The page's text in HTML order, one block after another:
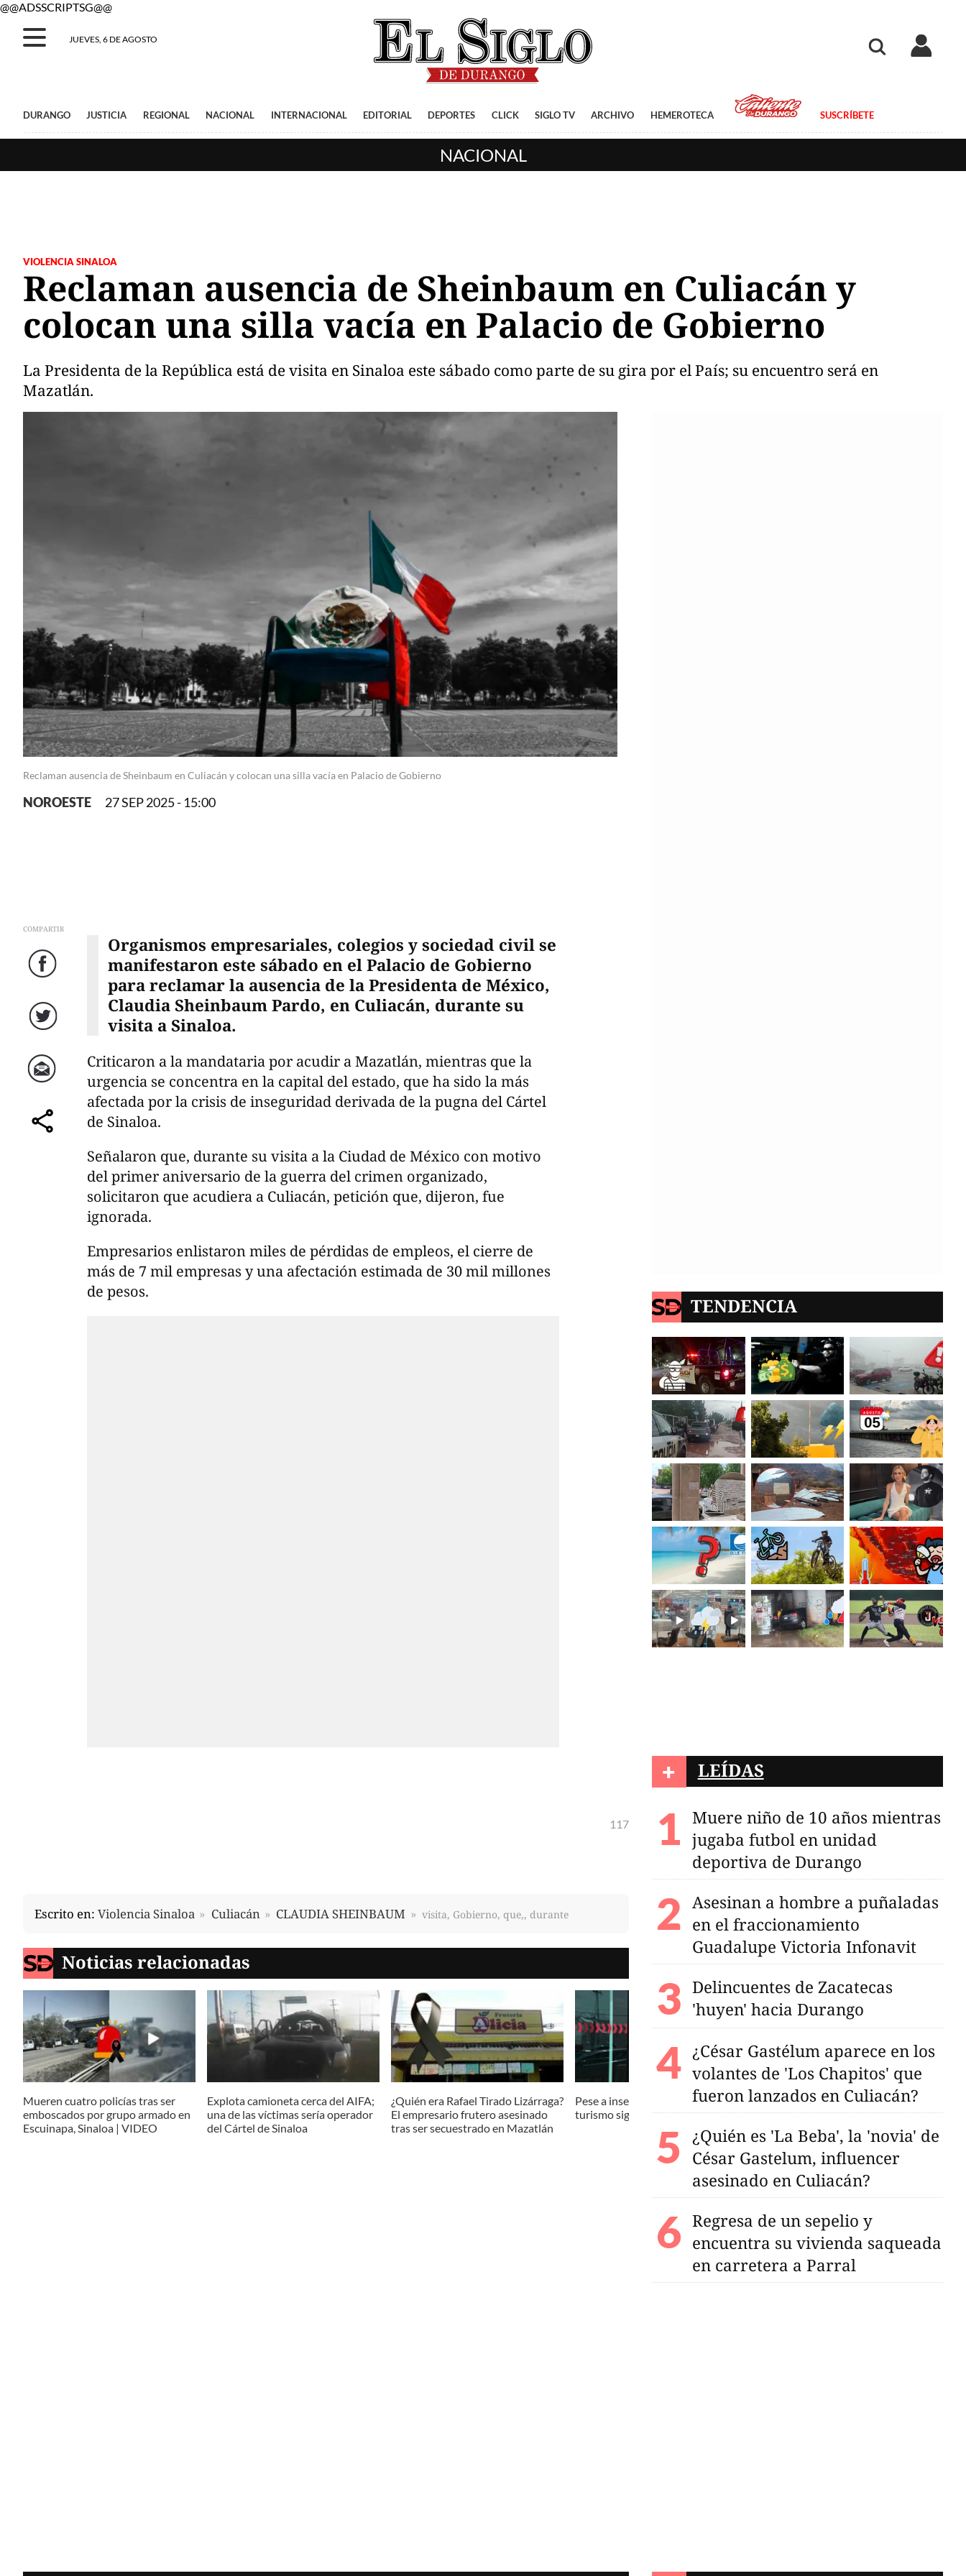
@@ADSSCRIPTSG@@
JUEVES, 6 DE AGOSTO
DURANGO JUSTICIA REGIONAL NACIONAL INTERNACIONAL EDITORIAL DEPORTES CLICK SIGLO TV ARCHIVO HEMEROTECA SUSCRÍBETE
NACIONAL
VIOLENCIA SINALOA
Reclaman ausencia de Sheinbaum en Culiacán y
colocan una silla vacía en Palacio de Gobierno
La Presidenta de la República está de visita en Sinaloa este sábado como parte de su gira por el País; su encuentro será en
Mazatlán.
Reclaman ausencia de Sheinbaum en Culiacán y colocan una silla vacía en Palacio de Gobierno
NOROESTE 27 SEP 2025 - 15:00
COMPARTIR
Facebook
Twitter
Correo
comparte
Organismos empresariales, colegios y sociedad civil se
manifestaron este sábado en el Palacio de Gobierno
para reclamar la ausencia de la Presidenta de México,
Claudia Sheinbaum Pardo, en Culiacán, durante su
visita a Sinaloa.
Criticaron a la mandataria por acudir a Mazatlán, mientras que la
urgencia se concentra en la capital del estado, que ha sido la más
afectada por la crisis de inseguridad derivada de la pugna del Cártel
de Sinaloa.
Señalaron que, durante su visita a la Ciudad de México con motivo
del primer aniversario de la guerra del crimen organizado,
solicitaron que acudiera a Culiacán, petición que, dijeron, fue
ignorada.
Empresarios enlistaron miles de pérdidas de empleos, el cierre de
más de 7 mil empresas y una afectación estimada de 30 mil millones
de pesos.
Mueren cuatro policías tras ser
emboscados por grupo armado en
Escuinapa, Sinaloa | VIDEO
Explota camioneta cerca del AIFA;
una de las víctimas sería operador
del Cártel de Sinaloa
El empresario frutero asesinado
tras ser secuestrado en Mazatlán
turismo sigue activo
TENDENCIA
+ LEÍDAS
Muere niño de 10 años mientras
jugaba futbol en unidad
deportiva de Durango
Asesinan a hombre a puñaladas
en el fraccionamiento
Guadalupe Victoria Infonavit
Delincuentes de Zacatecas
'huyen' hacia Durango
¿César Gastélum aparece en los
volantes de 'Los Chapitos' que
fueron lanzados en Culiacán?
¿Quién es 'La Beba', la 'novia' de
César Gastelum, influencer
asesinado en Culiacán?
Regresa de un sepelio y
encuentra su vivienda saqueada
en carretera a Parral